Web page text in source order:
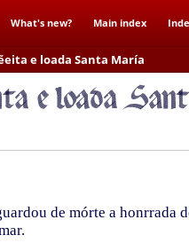
What's new? Main index
e loada Santa María
de mórte a honrrada